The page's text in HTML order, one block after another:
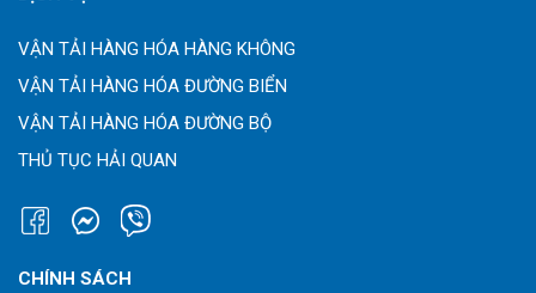
VẬN TẢI HÀNG HÓA HÀNG KHÔNG
VẬN TẢI HÀNG HÓA ĐƯỜNG BIỂN
VẬN TẢI HÀNG HÓA ĐƯỜNG BỘ
THỦ TỤC HẢI QUAN
CHÍNH SÁCH